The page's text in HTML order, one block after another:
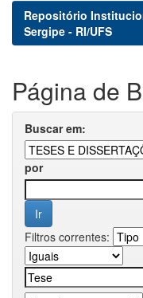
Repositório
Sergipe - RI/UFS
Página de
Buscar em:
por
Filtros correntes: